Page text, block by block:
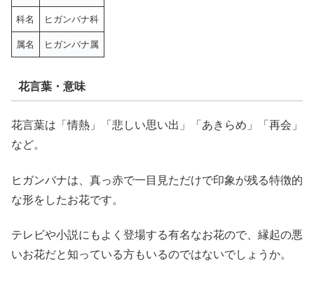
科名 ヒガンバナ科
属名 ヒガンバナ属
花言葉・意味
花言葉は「情熱」「悲しい思い出」「あきらめ」「再会」
など。
ヒガンバナは、真っ赤で一目見ただけで印象が残る特徴的
な形をしたお花です。
テレビや小説にもよく登場する有名なお花ので、縁起の悪
いお花だと知っている方もいるのではないでしょうか。